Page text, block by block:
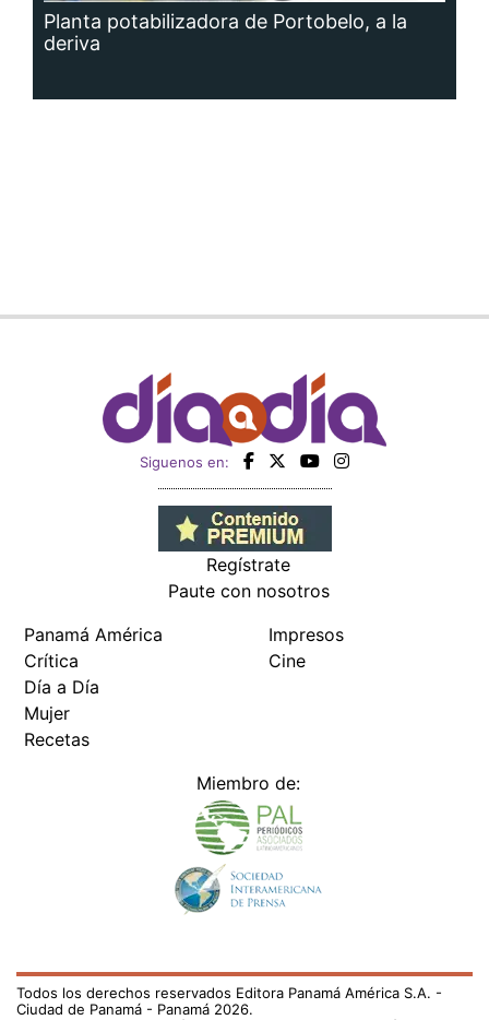
Planta potabilizadora de Portobelo, a la
deriva
Siguenos en:
Regístrate
Paute con nosotros
Panamá América
Crítica
Día a Día
Mujer
Recetas
Impresos
Cine
Miembro de:
Todos los derechos reservados Editora Panamá América S.A. -
Ciudad de Panamá - Panamá 2026.